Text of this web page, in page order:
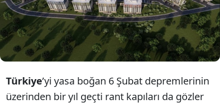
için toplam 4 milyar bedelli 3 ayrı ihaleyi
de kazandı.
Türkiye’yi yasa boğan 6 Şubat depremlerinin
üzerinden bir yıl geçti rant kapıları da gözler